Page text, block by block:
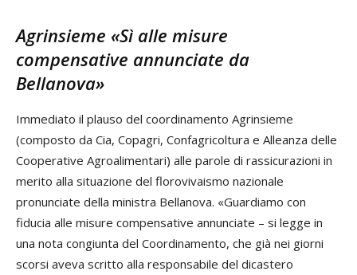
Agrinsieme «Sì alle misure
compensative annunciate da
Bellanova»
Immediato il plauso del coordinamento Agrinsieme
(composto da Cia, Copagri, Confagricoltura e Alleanza delle
Cooperative Agroalimentari) alle parole di rassicurazioni in
merito alla situazione del florovivaismo nazionale
pronunciate della ministra Bellanova. «Guardiamo con
fiducia alle misure compensative annunciate – si legge in
una nota congiunta del Coordinamento, che già nei giorni
scorsi aveva scritto alla responsabile del dicastero